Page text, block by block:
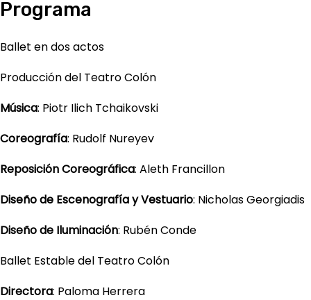
Programa
Ballet en dos actos
Producción del Teatro Colón
Música: Piotr Ilich Tchaikovski
Coreografía: Rudolf Nureyev
Reposición Coreográfica: Aleth Francillon
Diseño de Escenografía y Vestuario: Nicholas Georgiadis
Diseño de Iluminación: Rubén Conde
Ballet Estable del Teatro Colón
Directora: Paloma Herrera